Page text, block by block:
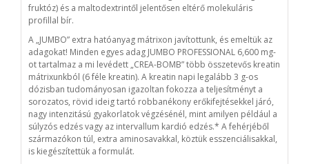
fruktóz) és a maltodextrintől jelentősen eltérő molekuláris
profillal bír.
A „JUMBO” extra hatóanyag mátrixon javítottunk, és emeltük az
adagokat! Minden egyes adag JUMBO PROFESSIONAL 6,600 mg-
ot tartalmaz a mi levédett „CREA-BOMB” több összetevős kreatin
mátrixunkból (6 féle kreatin). A kreatin napi legalább 3 g-os
dózisban tudományosan igazoltan fokozza a teljesítményt a
sorozatos, rövid ideig tartó robbanékony erőkifejtésekkel járó,
nagy intenzitású gyakorlatok végzésénél, mint amilyen például a
súlyzós edzés vagy az intervallum kardió edzés.* A fehérjéből
származókon túl, extra aminosavakkal, köztük esszenciálisakkal,
is kiegészítettük a formulát.